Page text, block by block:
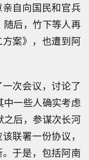
自向国民和官兵
后，竹下等人再
案》，也遭到阿
次会议，讨论了
一些人确实考虑
后，参谋次长河
联署一份协议，
于是，包括阿南